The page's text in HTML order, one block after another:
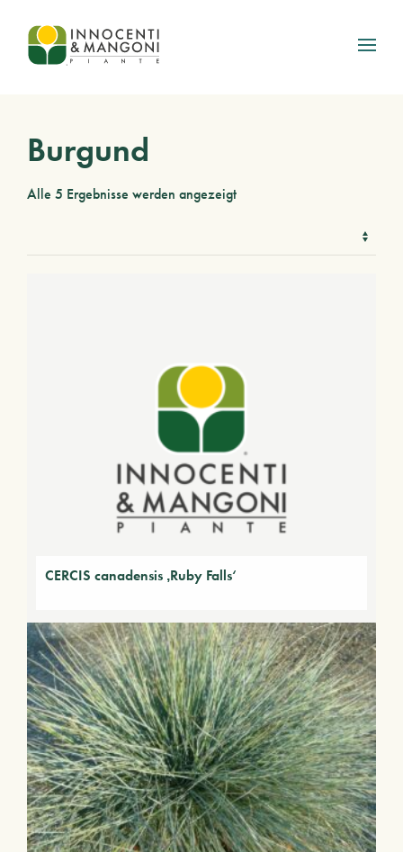
Skip to main content
Burgund
Alle 5 Ergebnisse werden angezeigt
CERCIS canadensis ‚Ruby Falls‘